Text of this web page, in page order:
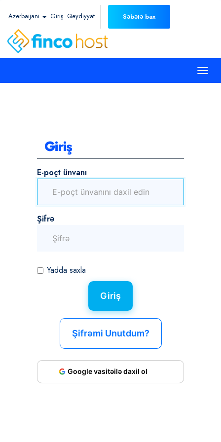
Azerbaijani Giriş Qeydiyyat Səbətə bax
Giriş
E-poçt ünvanı
Şifrə
Yadda saxla
Şifrəmi Unutdum?
Google vasitəilə daxil ol